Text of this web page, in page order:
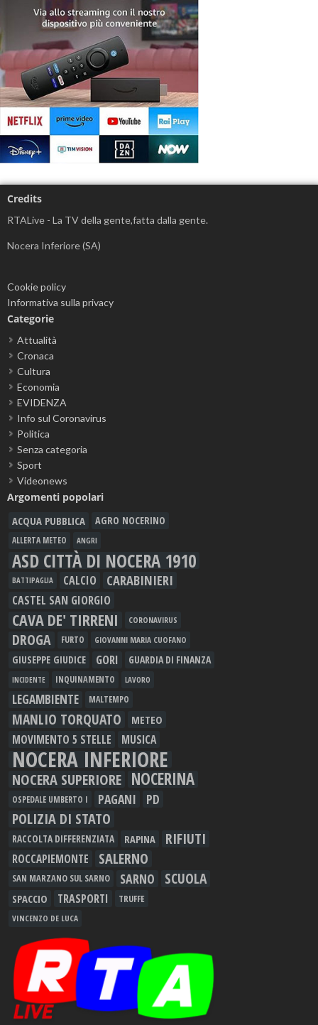
Credits
RTALive - La TV della gente,fatta dalla gente.
Nocera Inferiore (SA)
Cookie policy
Informativa sulla privacy
Categorie
Attualità
Cronaca
Cultura
Economia
EVIDENZA
Info sul Coronavirus
Politica
Senza categoria
Sport
Videonews
Argomenti popolari
ACQUA PUBBLICA AGRO NOCERINO
ALLERTA METEO ANGRI
ASD CITTÀ DI NOCERA 1910
BATTIPAGLIA CALCIO CARABINIERI
CASTEL SAN GIORGIO
CAVA DE' TIRRENI CORONAVIRUS
DROGA FURTO GIOVANNI MARIA CUOFANO
GIUSEPPE GIUDICE GORI GUARDIA DI FINANZA
INCIDENTE INQUINAMENTO LAVORO
LEGAMBIENTE MALTEMPO
MANLIO TORQUATO METEO
MOVIMENTO 5 STELLE MUSICA
NOCERA INFERIORE
NOCERA SUPERIORE NOCERINA
OSPEDALE UMBERTO I PAGANI PD
POLIZIA DI STATO
RACCOLTA DIFFERENZIATA RAPINA RIFIUTI
ROCCAPIEMONTE SALERNO
SAN MARZANO SUL SARNO SARNO SCUOLA
SPACCIO TRASPORTI TRUFFE
VINCENZO DE LUCA